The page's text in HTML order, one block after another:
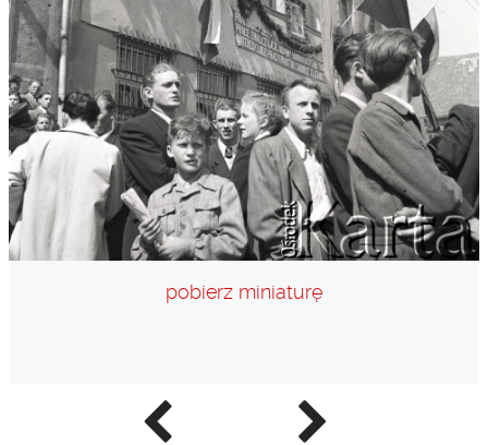
Poprzednie
zdjęcie
Następne
zdjęcie
pobierz miniaturę